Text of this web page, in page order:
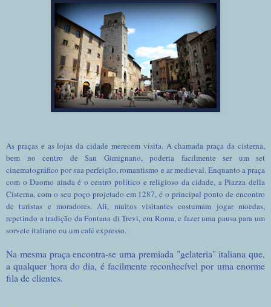
As praças e as lojas da cidade merecem visita. A chamada praça da cisterna,
bem no centro de San Gimignano, poderia facilmente ser um set
cinematográfico por sua perfeição, romantismo e ar medieval. Enquanto a praça
com o Duomo ainda é o centro político e religioso da cidade, a Piazza della
Cisterna, com o seu poço projetado em 1287, é o principal ponto de encontro
de turistas e moradores. Ali, muitos visitantes costumam jogar moedas,
repetindo a tradição da Fontana di Trevi, em Roma, e fazer uma pausa para um
sorvete italiano ou um café expresso.
Na mesma praça encontra-se uma premiada "gelateria" italiana que,
a qualquer hora do dia, é facilmente reconhecível por uma enorme
fila de clientes.